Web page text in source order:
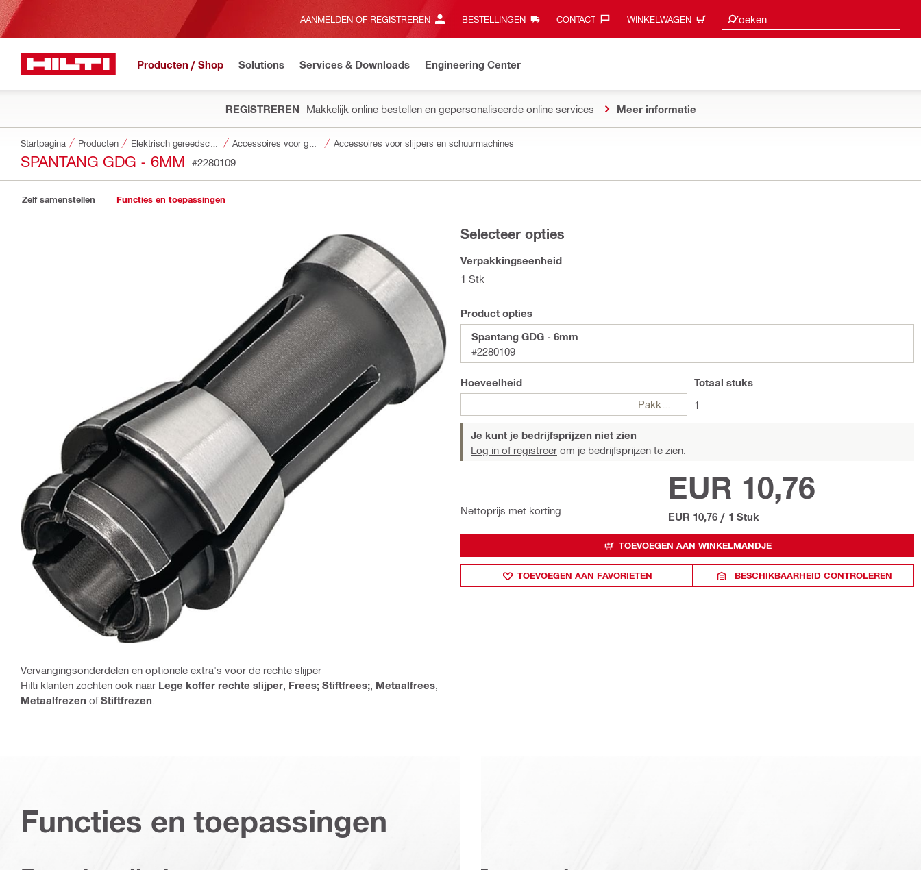
AANMELDEN OF REGISTREREN BESTELLINGEN CONTACT‎ WINKELWAGEN Zoeken
Zoeksuggesties
Producten / Shop Solutions Services & Downloads Engineering Center
REGISTREREN Makkelijk online bestellen en gepersonaliseerde online services Meer informatie
Startpagina Producten Accessoires voor slijpers en schuurmachines
SPANTANG GDG - 6MM #2280109
Zelf samenstellen Functies en toepassingen
Vervangingsonderdelen en optionele extra's voor de rechte slijper
Hilti klanten zochten ook naar Lege koffer rechte slijper Frees; Stiftfrees; Metaalfrees
Metaalfrezen ofStiftfrezen
Selecteer opties
Verpakkingseenheid
1 Stk
Product opties
Spantang GDG - 6mm
#2280109
Hoeveelheid
Pakketten
Totaal stuks
1
Je kunt je bedrijfsprijzen niet zien
Log in of registreer om je bedrijfsprijzen te zien.
Nettoprijs met korting
EUR 10,76
EUR 10,76 / 1 Stuk
TOEVOEGEN AAN WINKELMANDJE
TOEVOEGEN AAN FAVORIETEN BESCHIKBAARHEID CONTROLEREN
Functies en toepassingen